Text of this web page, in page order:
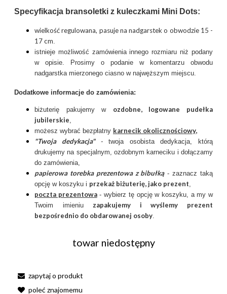
Specyfikacja bransoletki z kuleczkami Mini Dots:
wielkość regulowana, pasuje na nadgarstek o obwodzie 15 -
17 cm
istnieje możliwość zamówienia innego rozmiaru niż podany
w opisie. Prosimy o podanie w komentarzu obwodu
nadgarstka mierzonego ciasno w najwęższym miejscu.
Dodatkowe informacje do zamówienia:
biżuterię pakujemy w ozdobne, logowane pudełka
jubilerskie,
możesz wybrać bezpłatny karnecik okolicznościowy,
"Twoja dedykacja"-twoja osobista dedykacja, którą
drukujemy na specjalnym, ozdobnym karneciku i dołączamy
do zamówienia,
papierowa torebka prezentowa z bibułką- zaznacz taką
opcję w koszyku i przekaż biżuterię, jako prezent,
poczta prezentowa- wybierz tę opcję w koszyku, a my w
Twoim imieniuzapakujemy i wyślemy prezent
bezpośrednio do obdarowanej osoby.
towar niedostępny
zapytaj o produkt
poleć znajomemu